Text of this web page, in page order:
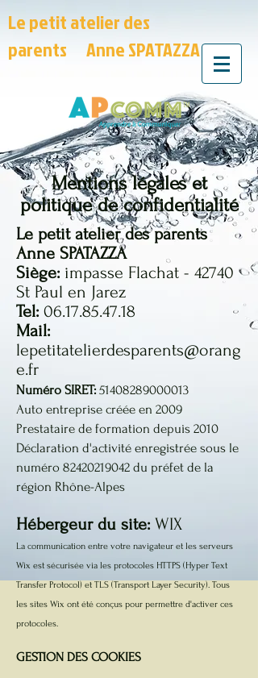
Le petit atelier des
parents Anne SPATAZZA
Mentions légales et
politique de confidentialité
Le petit atelier des parents
Anne SPATAZZA
Siège: impasse Flachat - 42740
St Paul en Jarez
Tel: 06.17.85.47.18
Mail:
lepetitatelierdesparents@orang
e.fr
Numéro SIRET: 51408289000013
Auto entreprise créée en 2009
Prestataire de formation depuis 2010
Déclaration d'activité enregistrée sous le
numéro 82420219042 du préfet de la
région Rhône-Alpes
Hébergeur du site: WIX
La communication entre votre navigateur et les serveurs
Wix est sécurisée via les protocoles HTTPS (Hyper Text
Transfer Protocol) et TLS (Transport Layer Security). Tous
les sites Wix ont été conçus pour permettre d'activer ces
protocoles.
GESTION DES COOKIES